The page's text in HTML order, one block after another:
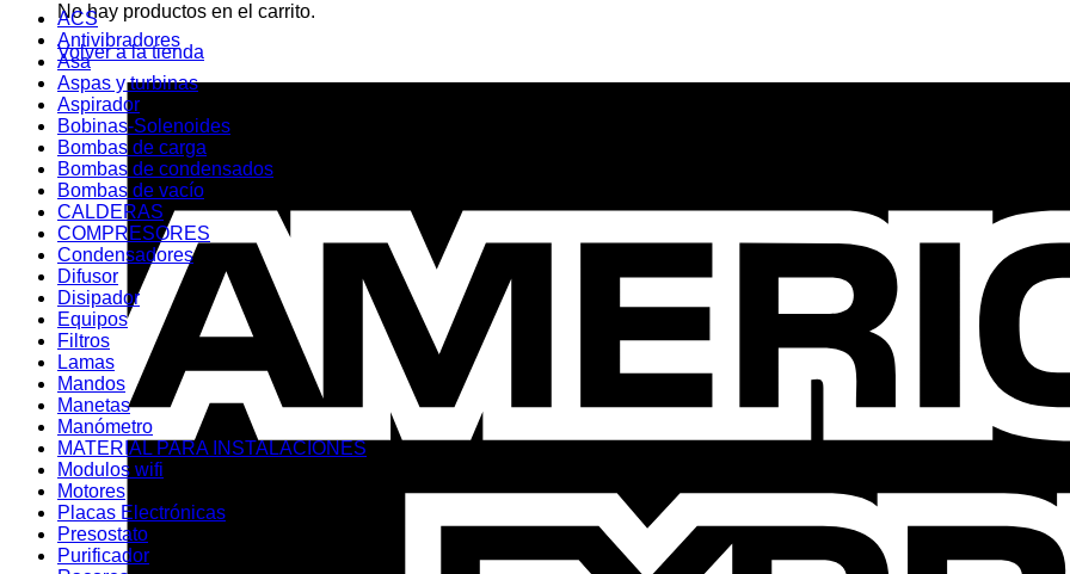
No hay productos en el carrito.
Volver a la tienda
ACS
Antivibradores
Asa
Aspas y turbinas
Aspirador
Bobinas-Solenoides
Bombas de carga
Bombas de condensados
Bombas de vacío
CALDERAS
COMPRESORES
Condensadores
Difusor
Disipador
Equipos
Filtros
Lamas
Mandos
Manetas
Manómetro
MATERIAL PARA INSTALACIONES
Modulos wifi
Motores
Placas Electrónicas
Presostato
Purificador